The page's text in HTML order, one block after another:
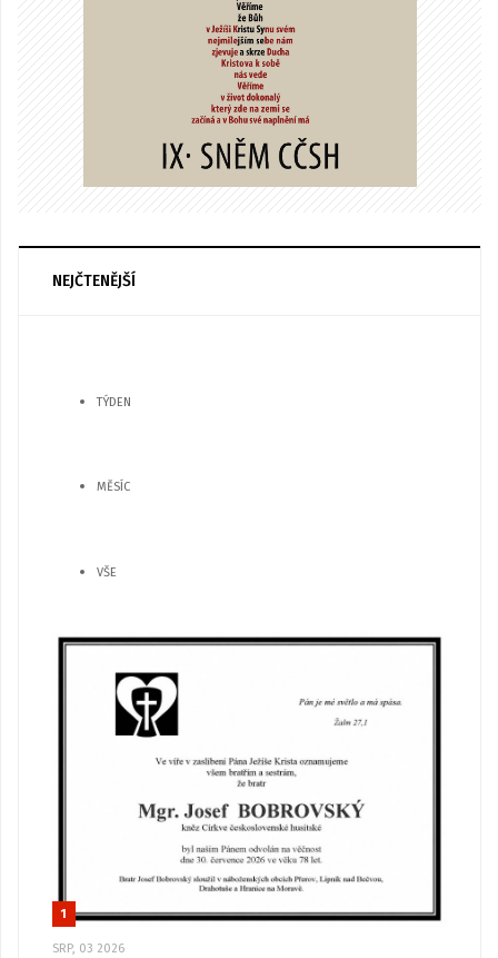
NEJČTENĚJŠÍ
TÝDEN
MĚSÍC
VŠE
1
SRP, 03 2026